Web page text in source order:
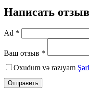
Написать отзыв
Ad *
Ваш отзыв *
Oxudum və razıyam
Отправить